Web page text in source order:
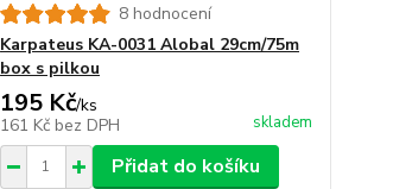
8 hodnocení
Karpateus KA-0031 Alobal 29cm/75m
box s pilkou
195 Kč/ks
161 Kč bez DPH skladem
Přidat do košíku